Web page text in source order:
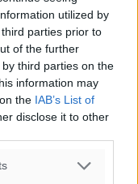
utilized by
parties prior to
of the further
third parties on the
information may
the IAB’s List of
disclose it to other
στον